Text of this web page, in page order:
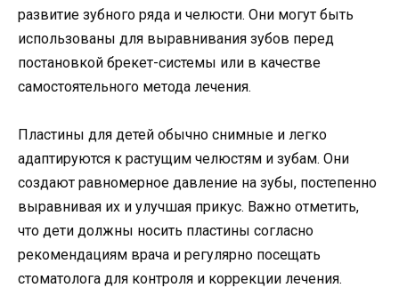
развитие зубного ряда и челюсти. Они могут быть
использованы для выравнивания зубов перед
постановкой брекет-системы или в качестве
самостоятельного метода лечения.
Пластины для детей обычно снимные и легко
адаптируются к растущим челюстям и зубам. Они
создают равномерное давление на зубы, постепенно
выравнивая их и улучшая прикус. Важно отметить,
что дети должны носить пластины согласно
рекомендациям врача и регулярно посещать
стоматолога для контроля и коррекции лечения.